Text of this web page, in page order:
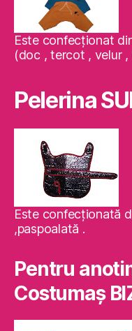
Este confecţionat
(doc , tercot , velur ,
Pelerina
Este confecţionată
,paspoalată .
Pentru
Costumaş